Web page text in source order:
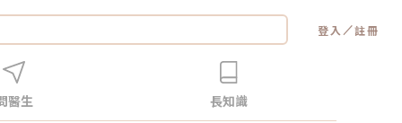
登入 ／註冊
醫生 長知識